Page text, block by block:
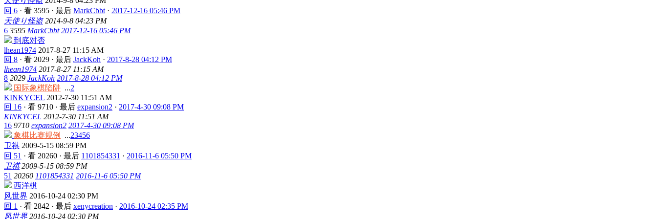
回 6 · 看 3595 · 最后 MarkCbbt · 2017-12-16 05:46 PM
天使り怪盗 2014-9-8 04:23 PM
6 3595 MarkCbbt 2017-12-16 05:46 PM
到底对否
lhean1974 2017-8-27 11:15 AM
回 8 · 看 2029 · 最后 JackKoh · 2017-8-28 04:12 PM
lhean1974 2017-8-27 11:15 AM
8 2029 JackKoh 2017-8-28 04:12 PM
国际象棋陷阱 ...2
KINKYCEL 2012-7-30 11:51 AM
回 16 · 看 9710 · 最后 expansion2 · 2017-4-30 09:08 PM
KINKYCEL 2012-7-30 11:51 AM
16 9710 expansion2 2017-4-30 09:08 PM
象棋比赛规例
...23456
卫祺 2009-5-15 08:59 PM
回 51 · 看 20260 · 最后 1101854331 · 2016-11-6 05:50 PM
卫祺 2009-5-15 08:59 PM
51 20260 1101854331 2016-11-6 05:50 PM
西洋棋
风世界 2016-10-24 02:30 PM
回 1 · 看 2842 · 最后 xenycreation · 2016-10-24 02:35 PM
风世界 2016-10-24 02:30 PM